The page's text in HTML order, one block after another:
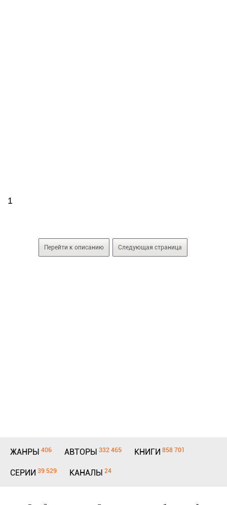
1
Перейти к описанию Следующая страница
ЖАНРЫ 406 АВТОРЫ 332 465 КНИГИ 858 701
СЕРИИ 39 529 КАНАЛЫ 24